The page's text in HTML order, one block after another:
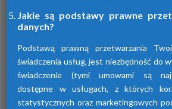
Jakie są podstawy prawne
danych?
Podstawą prawną przetwarzania
świadczenia usług, jest niezbędność do
świadczenie (tymi umowami są
dostępne w usługach, z których
statystycznych oraz marketingowych